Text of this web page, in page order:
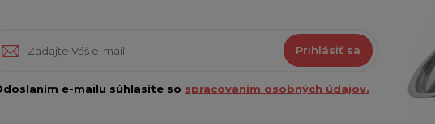
Prihlásiť sa
e-mailu súhlasíte so spracovaním osobných údajov.